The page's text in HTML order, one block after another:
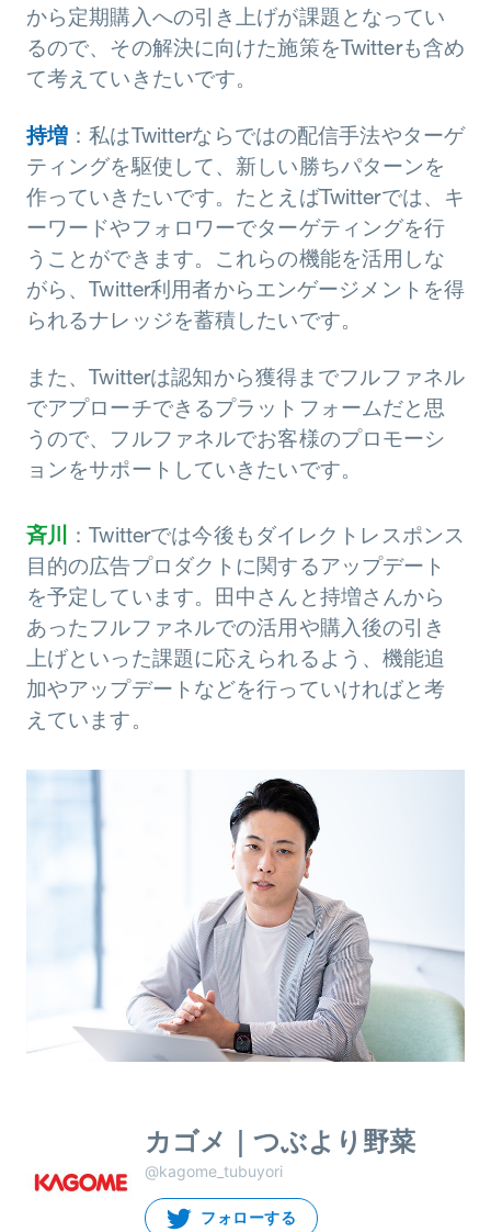
から定期購入への引き上げが課題となってい
るので、その解決に向けた施策をTwitterも含め
て考えていきたいです。
持増 ：私はTwitterならではの配信手法やターゲ
ティングを駆使して、新しい勝ちパターンを
作っていきたいです。たとえばTwitterでは、キ
ーワードやフォロワーでターゲティングを行
うことができます。これらの機能を活用しな
がら、Twitter利用者からエンゲージメントを得
られるナレッジを蓄積したいです。
また、Twitterは認知から獲得までフルファネル
でアプローチできるプラットフォームだと思
うので、フルファネルでお客様のプロモーシ
ョンをサポートしていきたいです。
斉川
：Twitterでは今後もダイレクトレスポンス
目的の広告プロダクトに関するアップデート
を予定しています。田中さんと持増さんから
あったフルファネルでの活用や購入後の引き
上げといった課題に応えられるよう、機能追
加やアップデートなどを行っていければと考
えています。
カゴメ｜つぶより野菜
@kagome_tubuyori
フォローする